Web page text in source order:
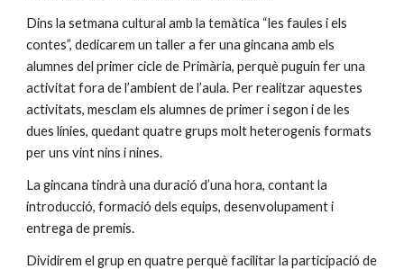
Dins la setmana cultural amb la temàtica “les faules i els
contes”, dedicarem un taller a fer una gincana amb els
alumnes del primer cicle de Primària, perquè puguin fer una
activitat fora de l’ambient de l’aula. Per realitzar aquestes
activitats, mesclam els alumnes de primer i segon i de les
dues línies, quedant quatre grups molt heterogenis formats
per uns vint nins i nines.
La gincana tindrà una duració d’una hora, contant la
introducció, formació dels equips, desenvolupament i
entrega de premis.
Dividirem el grup en quatre perquè facilitar la participació de